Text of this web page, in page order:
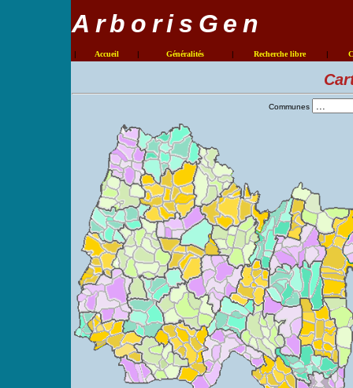
ArborisGen
| Accueil | Généralités | Recherche libre |
Communes